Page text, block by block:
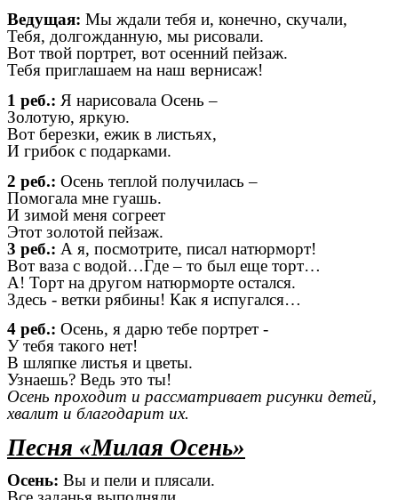
Ведущая: Мы ждали тебя и, конечно, скучали,
Тебя, долгожданную, мы рисовали.
Вот твой портрет, вот осенний пейзаж.
Тебя приглашаем на наш вернисаж!
1 реб.: Я нарисовала Осень –
Золотую, яркую.
Вот березки, ежик в листьях,
И грибок с подарками.
2 реб.: Осень теплой получилась –
Помогала мне гуашь.
И зимой меня согреет
Этот золотой пейзаж.
3 реб.: А я, посмотрите, писал натюрморт!
Вот ваза с водой…Где – то был еще торт…
А! Торт на другом натюрморте остался.
Здесь - ветки рябины! Как я испугался…
4 реб.: Осень, я дарю тебе портрет -
У тебя такого нет!
В шляпке листья и цветы.
Узнаешь? Ведь это ты!
Осень проходит и рассматривает рисунки детей,
хвалит и благодарит их.
Песня «Милая Осень»
Осень: Вы и пели и плясали.